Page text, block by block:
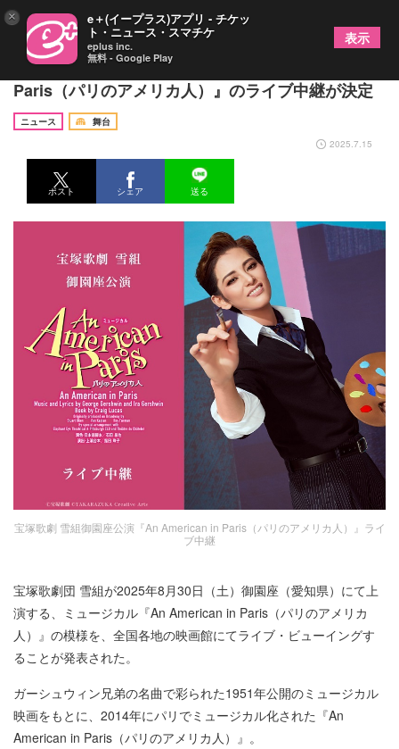
宝塚歌劇雪組、御園座公演『An American in
Paris（パリのアメリカ人）』のライブ中継が決定
ニュース
舞台
2025.7.15
ポスト シェア 送る
宝塚歌劇 雪組御園座公演『An American in Paris（パリのアメリカ人）』ライ
ブ中継
宝塚歌劇団 雪組が2025年8月30日（土）御園座（愛知県）にて上
演する、ミュージカル『An American in Paris（パリのアメリカ
人）』の模様を、全国各地の映画館にてライブ・ビューイングす
ることが発表された。
ガーシュウィン兄弟の名曲で彩られた1951年公開のミュージカル
映画をもとに、2014年にパリでミュージカル化された『An
American in Paris（パリのアメリカ人）』。
× e＋(イープラス)アプリ - チケッ
ト・ニュース・スマチケ
eplus inc.
無料 - Google Play
表示